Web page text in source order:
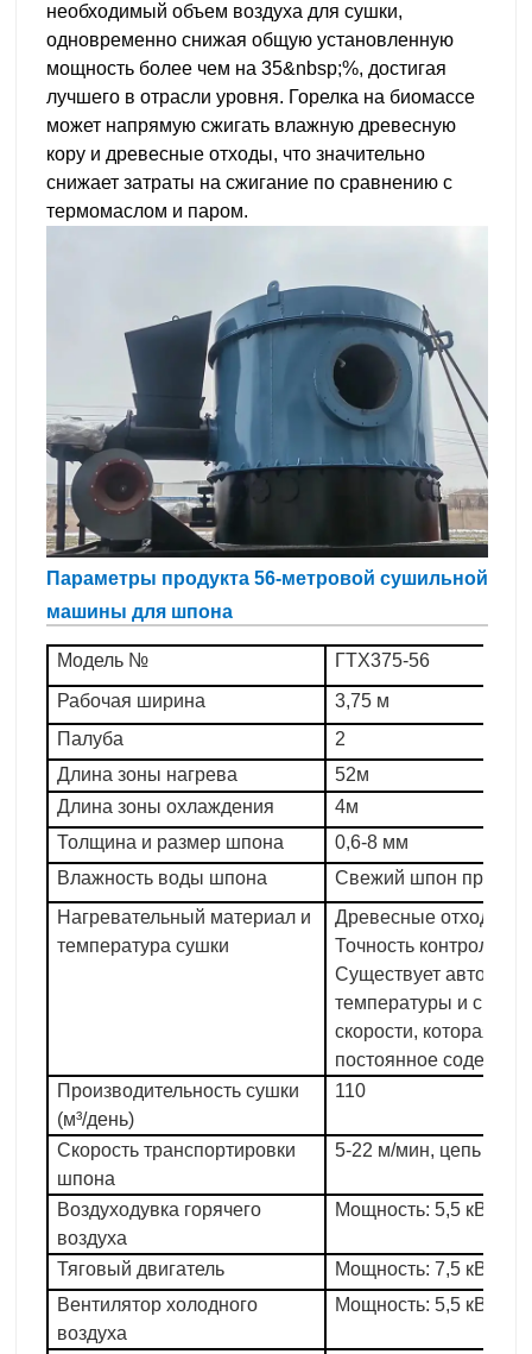
необходимый объем воздуха для сушки,
одновременно снижая общую установленную
мощность более чем на 35&nbsp;%, достигая
лучшего в отрасли уровня. Горелка на биомассе
может напрямую сжигать влажную древесную
кору и древесные отходы, что значительно
снижает затраты на сжигание по сравнению с
термомаслом и паром.
Параметры продукта 56-метровой сушильной
машины для шпона
Модель №
ГТХ375-56
Рабочая ширина
3,75 м
Палуба
2
Длина зоны нагрева
52м
Длина зоны охлаждения
4м
Толщина и размер шпона
0,6-8 мм
Влажность воды шпона
Свежий шпон
Нагревательный материал и
температура сушки
Древесные отходы,
Точность контроля
Существует
температуры и
скорости, которая
постоянное
Производительность сушки
(м³/день)
110
Скорость транспортировки
шпона
5-22 м/мин, цепь 16А
Воздуходувка горячего
воздуха
Мощность: 5,5 кВт (13
Тяговый двигатель
Мощность: 7,5 кВт,
Вентилятор холодного
воздуха
Мощность: 5,5 кВт (1